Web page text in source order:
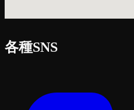
各種SNS